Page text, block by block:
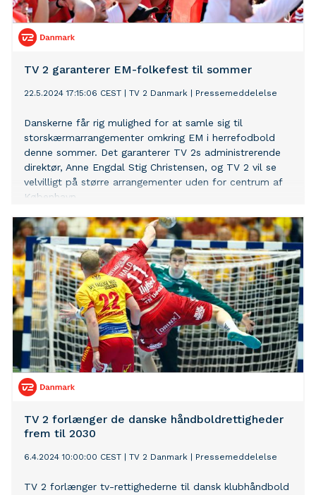
TV 2 garanterer EM-folkefest til sommer
22.5.2024 17:15:06 CEST TV 2 Danmark Pressemeddelelse
Danskerne får rig mulighed for at samle sig til
storskærmarrangementer omkring EM i herrefodbold
denne sommer. Det garanterer TV 2s administrerende
direktør, Anne Engdal Stig Christensen, og TV 2 vil se
velvilligt på større arrangementer uden for centrum af
København.
TV 2 forlænger de danske håndboldrettigheder
frem til 2030
6.4.2024 10:00:00 CEST TV 2 Danmark Pressemeddelelse
TV 2 forlænger tv-rettighederne til dansk klubhåndbold